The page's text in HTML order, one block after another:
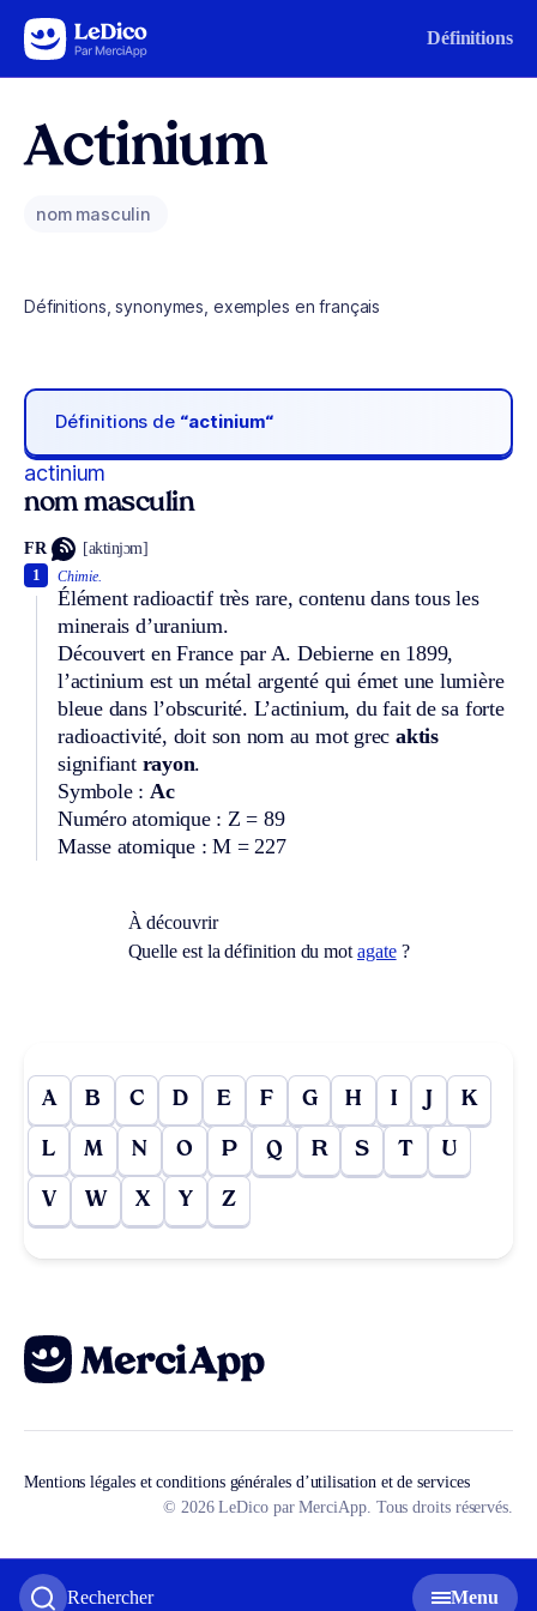
Aller au contenu Définitions
Rechercher Menu
Actinium
nom masculin
Définitions, synonymes, exemples en français
Définitions de “actinium“
actinium
nom masculin
FR [aktinjɔm]
Chimie.
Élément radioactif très rare, contenu dans tous les
minerais d’uranium.
Découvert en France par A. Debierne en 1899,
l’actinium est un métal argenté qui émet une lumière
bleue dans l’obscurité. L’actinium, du fait de sa forte
radioactivité, doit son nom au mot grec aktis
signifiant rayon.
Symbole : Ac
Numéro atomique : Z = 89
Masse atomique : M = 227
1
À découvrir
Quelle est la définition du mot agate?
A B C D E F G H I J K
L M N O P Q R S T U
V W X Y Z
Mentions légales et conditions générales d’utilisation et de services
© 2026 LeDico par MerciApp. Tous droits réservés.